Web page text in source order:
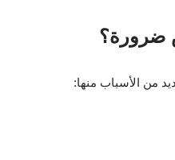
ضرورة؟
من الأسباب منها: